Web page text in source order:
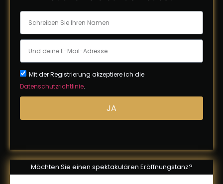
Mit der Registrierung akzeptiere ich die
Datenschutzrichtlinie.
JA
Möchten Sie einen spektakulären Eröffnungstanz?